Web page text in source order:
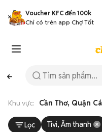
Voucher KFC đến 100k
Chỉ có trên app Chợ Tốt
Khu vực: Cần Thơ, Quận
Lọc Tivi, Âm thanh